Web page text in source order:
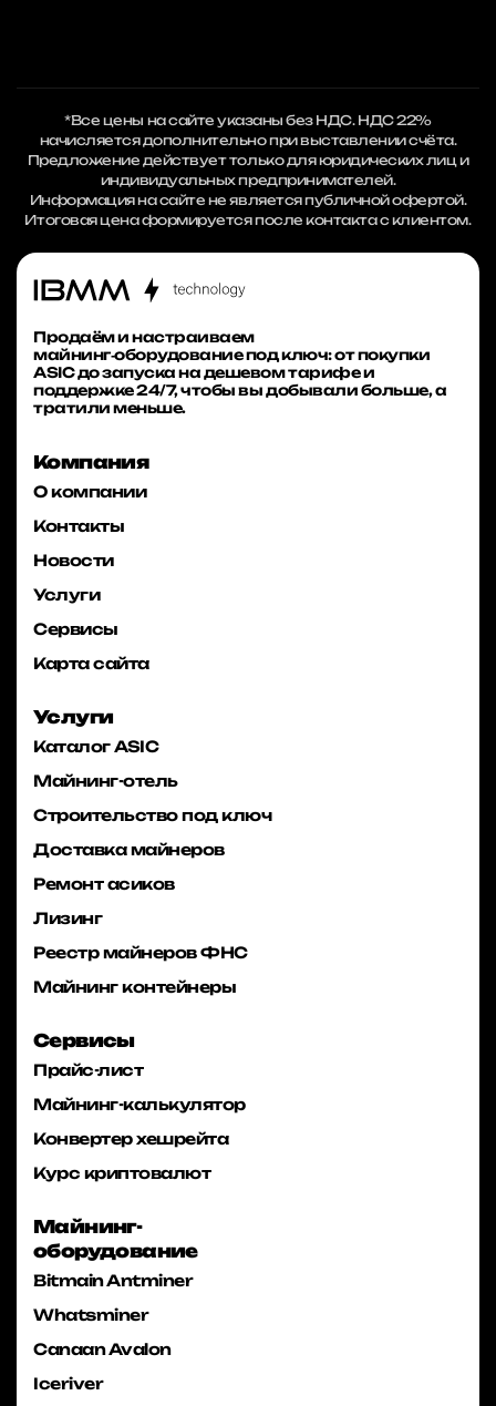
*Все цены на сайте указаны без НДС. НДС 22%
начисляется дополнительно при выставлении счёта.
Предложение действует только для юридических лиц и
индивидуальных предпринимателей.
Информация на сайте не является публичной офертой.
Итоговая цена формируется после контакта с клиентом.
Продаём и настраиваем
майнинг‑оборудование под ключ: от покупки
ASIC до запуска на дешевом тарифе и
поддержке 24/7, чтобы вы добывали больше, а
тратили меньше.
Компания
О компании
Контакты
Новости
Услуги
Сервисы
Карта сайта
Услуги
Каталог ASIC
Майнинг-отель
Строительство под ключ
Доставка майнеров
Ремонт асиков
Лизинг
Реестр майнеров ФНС
Майнинг контейнеры
Сервисы
Прайс-лист
Майнинг-калькулятор
Конвертер хешрейта
Курс криптовалют
Майнинг-
оборудование
Bitmain Antminer
Whatsminer
Canaan Avalon
Iceriver